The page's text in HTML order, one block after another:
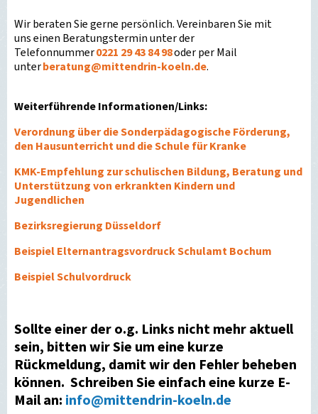
Wir beraten Sie gerne persönlich. Vereinbaren Sie mit
uns einen Beratungstermin unter der
Telefonnummer0221 29 43 84 98oder per Mail
unterberatung@mittendrin-koeln.de.
Weiterführende Informationen/Links:
Verordnung über die Sonderpädagogische Förderung,
den Hausunterricht und die Schule für Kranke
KMK-Empfehlung zur schulischen Bildung, Beratung und
Unterstützung von erkrankten Kindern und
Jugendlichen
Bezirksregierung Düsseldorf
Beispiel Elternantragsvordruck Schulamt Bochum
Beispiel Schulvordruck
Sollte einer der o.g. Links nicht mehr aktuell
sein, bitten wir Sie um eine kurze
Rückmeldung, damit wir den Fehler beheben
können. Schreiben Sie einfach eine kurze E-
Mail an: info@mittendrin-koeln.de